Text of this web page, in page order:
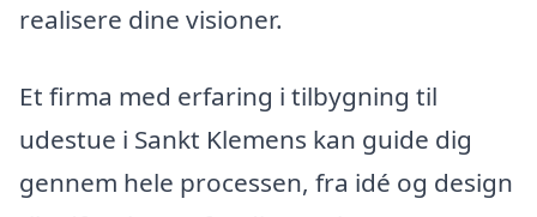
realisere dine visioner.
Et firma med erfaring i tilbygning til
udestue i Sankt Klemens kan guide dig
gennem hele processen, fra idé og design